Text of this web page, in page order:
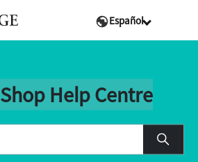
Español
Help Centre